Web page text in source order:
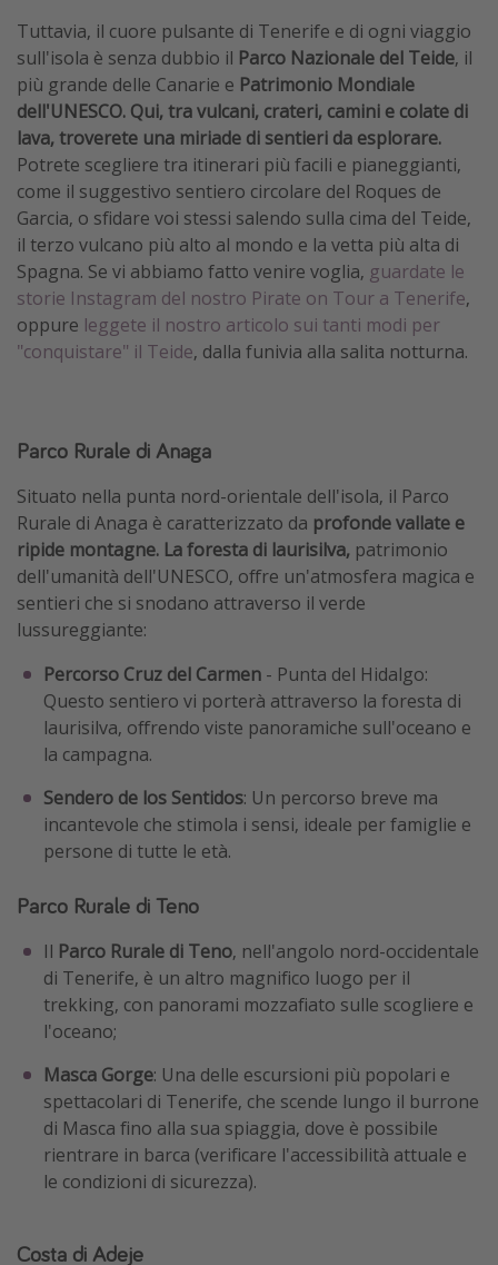
Tuttavia, il cuore pulsante di Tenerife e di ogni viaggio
sull'isola è senza dubbio il Parco Nazionale del Teide, il
più grande delle Canarie e Patrimonio Mondiale
dell'UNESCO. Qui, tra vulcani, crateri, camini e colate di
lava, troverete una miriade di sentieri da esplorare.
Potrete scegliere tra itinerari più facili e pianeggianti,
come il suggestivo sentiero circolare del Roques de
Garcia, o sfidare voi stessi salendo sulla cima del Teide,
il terzo vulcano più alto al mondo e la vetta più alta di
Spagna. Se vi abbiamo fatto venire voglia, guardate le
storie Instagram del nostro Pirate on Tour a Tenerife,
oppure leggete il nostro articolo sui tanti modi per
"conquistare" il Teide, dalla funivia alla salita notturna.
Parco Rurale di Anaga
Situato nella punta nord-orientale dell'isola, il Parco
Rurale di Anaga è caratterizzato da profonde vallate e
ripide montagne. La foresta di laurisilva, patrimonio
dell'umanità dell'UNESCO, offre un'atmosfera magica e
sentieri che si snodano attraverso il verde
lussureggiante:
Percorso Cruz del Carmen - Punta del Hidalgo:
Questo sentiero vi porterà attraverso la foresta di
laurisilva, offrendo viste panoramiche sull'oceano e
la campagna.
Sendero de los Sentidos: Un percorso breve ma
incantevole che stimola i sensi, ideale per famiglie e
persone di tutte le età.
Parco Rurale di Teno
Il Parco Rurale di Teno, nell'angolo nord-occidentale
di Tenerife, è un altro magnifico luogo per il
trekking, con panorami mozzafiato sulle scogliere e
l'oceano;
Masca Gorge: Una delle escursioni più popolari e
spettacolari di Tenerife, che scende lungo il burrone
di Masca fino alla sua spiaggia, dove è possibile
rientrare in barca (verificare l'accessibilità attuale e
le condizioni di sicurezza).
Costa di Adeje